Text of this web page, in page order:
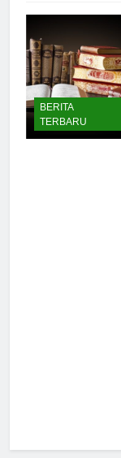
BERITA
TERBARU